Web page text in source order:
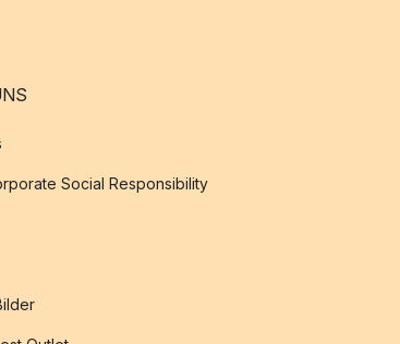
Social Responsibility